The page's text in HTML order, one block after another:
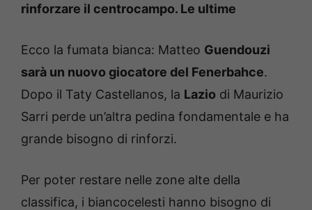
rinforzare il centrocampo. Le ultime
Ecco la fumata bianca: Matteo Guendouzi
sarà un nuovo giocatore del Fenerbahce.
Dopo il Taty Castellanos, la Lazio di Maurizio
Sarri perde un’altra pedina fondamentale e ha
grande bisogno di rinforzi.
Per poter restare nelle zone alte della
classifica, i biancocelesti hanno bisogno di